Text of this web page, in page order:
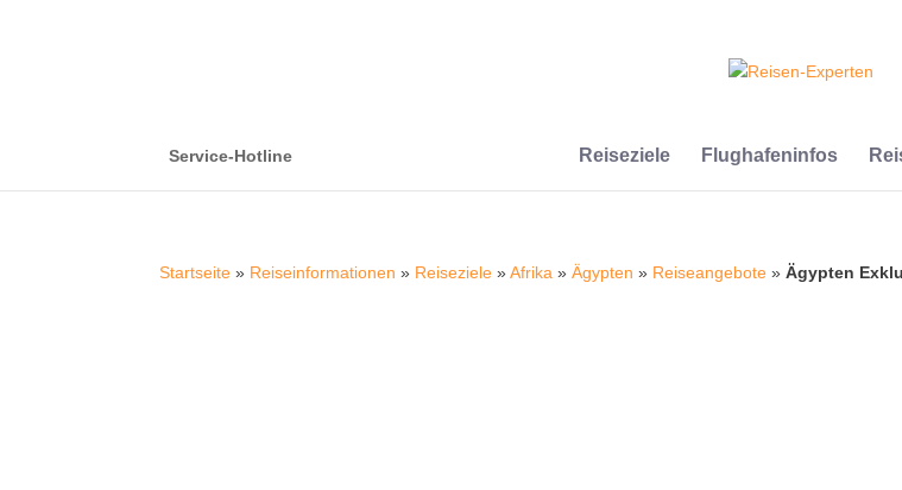
Service-Hotline Reiseziele Flughafeninfos
Startseite » Reiseinformationen » Reiseziele »Afrika »Ägypten » Reiseangebote »Ägypten